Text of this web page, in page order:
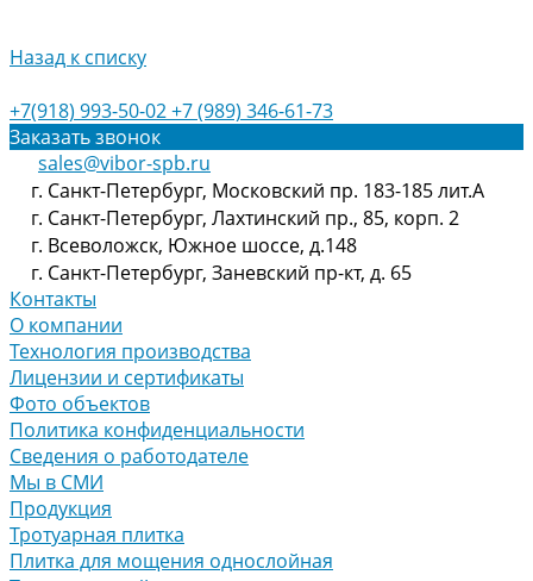
Назад к списку
+7(918) 993-50-02+7 (989) 346-61-73
Заказать звонок
sales@vibor-spb.ru
г. Санкт-Петербург, Московский пр. 183-185 лит.А
г. Санкт-Петербург, Лахтинский пр., 85, корп. 2
г. Всеволожск, Южное шоссе, д.148
г. Санкт-Петербург, Заневский пр-кт, д. 65
Контакты
О компании
Технология производства
Лицензии и сертификаты
Фото объектов
Политика конфиденциальности
Сведения о работодателе
Мы в СМИ
Продукция
Тротуарная плитка
Плитка для мощения однослойная